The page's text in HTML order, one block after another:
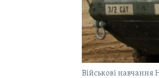
Військові навчання